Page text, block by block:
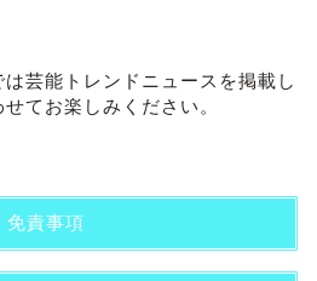
は芸能トレンドニュースを掲載し
てお楽しみください。
免責事項